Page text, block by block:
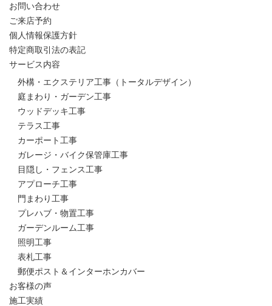
お問い合わせ
ご来店予約
個人情報保護方針
特定商取引法の表記
サービス内容
外構・エクステリア工事（トータルデザイン）
庭まわり・ガーデン工事
ウッドデッキ工事
テラス工事
カーポート工事
ガレージ・バイク保管庫工事
目隠し・フェンス工事
アプローチ工事
門まわり工事
プレハブ・物置工事
ガーデンルーム工事
照明工事
表札工事
郵便ポスト＆インターホンカバー
お客様の声
施工実績